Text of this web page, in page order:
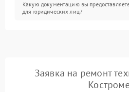
Какую документацию вы
для юридических лиц?
Заявка на ремонт